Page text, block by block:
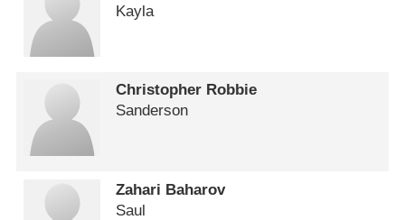
Kayla
Christopher Robbie
Sanderson
Zahari Baharov
Saul